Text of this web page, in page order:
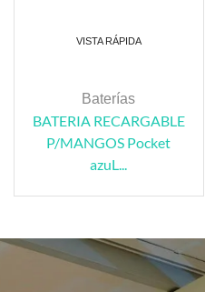
VISTA RÁPIDA
Baterías
BATERIA RECARGABLE
P/MANGOS Pocket
azuL...